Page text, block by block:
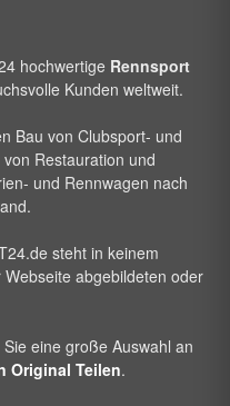
hochwertige Rennsport
Kunden weltweit.
Bau von Clubsport- und
Restauration und
und Rennwagen nach
.de steht in keinem
abgebildeten oder
eine große Auswahl an
Original Teilen.